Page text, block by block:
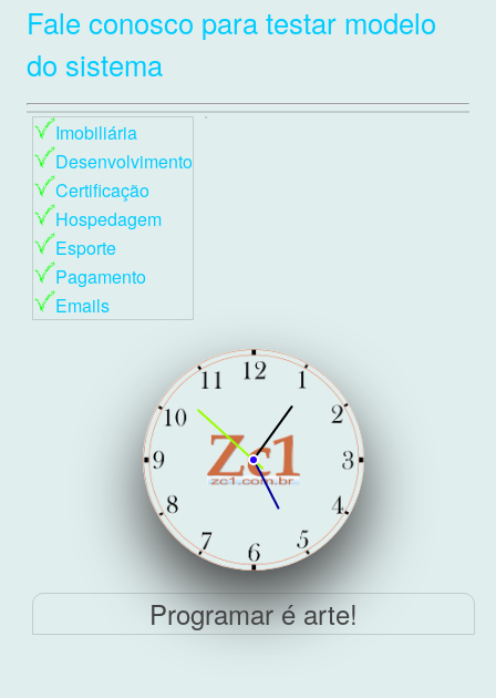
Fale conosco para testar modelo
do sistema
Imobiliária
Desenvolvimento
Certificação
Hospedagem
Esporte
Pagamento
Emails
Programar é arte!